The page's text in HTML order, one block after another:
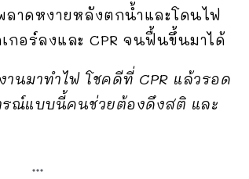
าดหงายหลังตกน้ำและโดนไฟ
อร์ลงและ CPR จนฟื้นขึ้นมาได้
นมาทำไฟ โชคดีที่ CPR แล้วรอด
รณ์​แบบนี้คนช่วยต้องดึงสติ และ